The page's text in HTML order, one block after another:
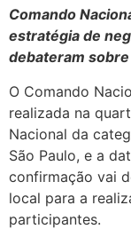
Comando
estratégia de
debateram
O Comando
realizada na
Nacional da
São Paulo, e a
confirmação vai
local para a
participantes.